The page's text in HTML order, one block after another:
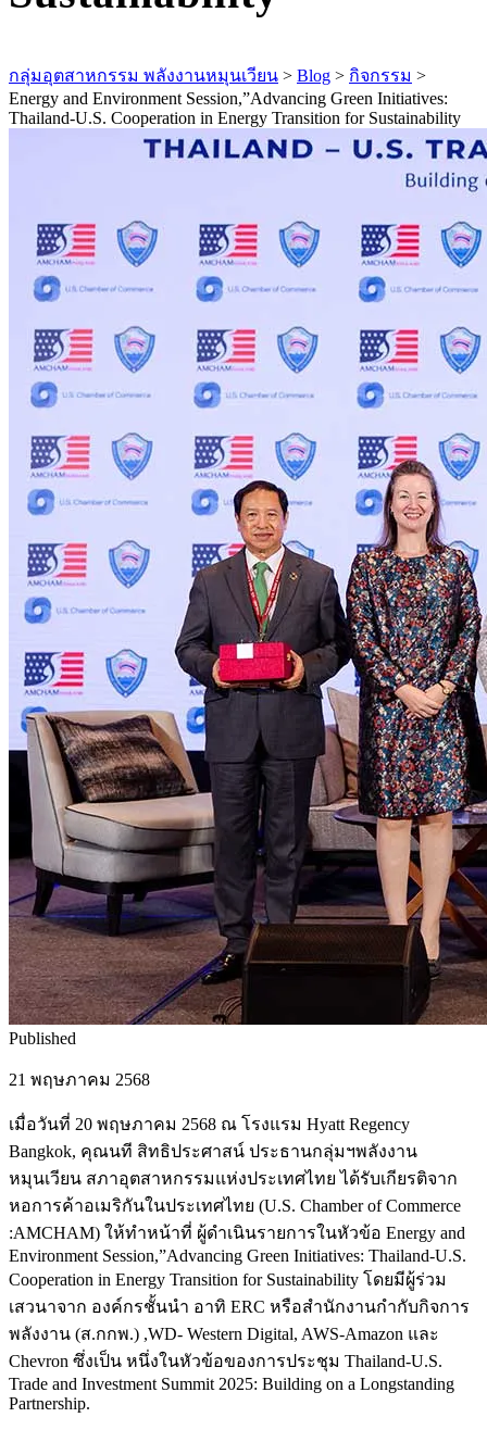
กลุ่มอุตสาหกรรม พลังงานหมุนเวียน > Blog > กิจกรรม >
Energy and Environment Session,”Advancing Green Initiatives:
Thailand-U.S. Cooperation in Energy Transition for Sustainability
Published
21 พฤษภาคม 2568
เมื่อวันที่ 20 พฤษภาคม 2568 ณ โรงแรม Hyatt Regency
Bangkok, คุณนที สิทธิประศาสน์ ประธานกลุ่มฯพลังงาน
หมุนเวียน สภาอุตสาหกรรมแห่งประเทศไทย ได้รับเกียรติจาก
หอการค้าอเมริกันในประเทศไทย (U.S. Chamber of Commerce
:AMCHAM) ให้ทำหน้าที่ ผู้ดำเนินรายการในหัวข้อ Energy and
Environment Session,”Advancing Green Initiatives: Thailand-U.S.
Cooperation in Energy Transition for Sustainability โดยมีผู้ร่วม
เสวนาจาก องค์กรชั้นนำ อาทิ ERC หรือสำนักงานกำกับกิจการ
พลังงาน (ส.กกพ.) ,WD- Western Digital, AWS-Amazon และ
Chevron ซึ่งเป็น หนึ่งในหัวข้อของการประชุม Thailand-U.S.
Trade and Investment Summit 2025: Building on a Longstanding
Partnership.